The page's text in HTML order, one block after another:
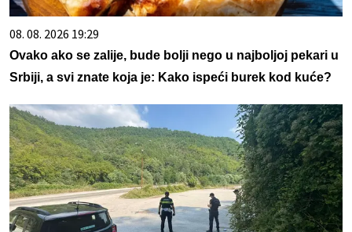
08. 08. 2026 19:29
Ovako ako se zalije, bude bolji nego u najboljoj pekari u
Srbiji, a svi znate koja je: Kako ispeći burek kod kuće?